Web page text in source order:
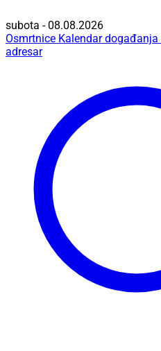
subota - 08.08.2026
Osmrtnice Kalendar događanja
adresar